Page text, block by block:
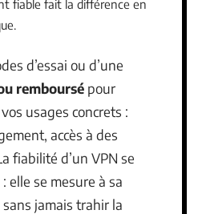
fiable fait la différence en
d’essai ou d’une
remboursé pour
usages concrets :
accès à des
fiabilité d’un VPN se
elle se mesure à sa
jamais trahir la